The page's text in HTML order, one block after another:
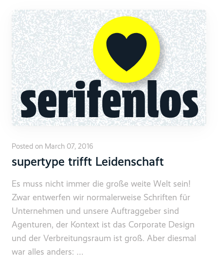
Posted on March 07, 2016
supertype trifft Leidenschaft
Es muss nicht immer die große weite Welt sein!
Zwar entwerfen wir normalerweise Schriften für
Unternehmen und unsere Auftraggeber sind
Agenturen, der Kontext ist das Corporate Design
und der Verbreitungsraum ist groß. Aber diesmal
war alles anders: …